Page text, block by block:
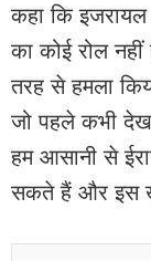
कहा कि
का कोई रोल
तरह से हमला
जो पहले कभी
हम आसानी से
सकते हैं और इस